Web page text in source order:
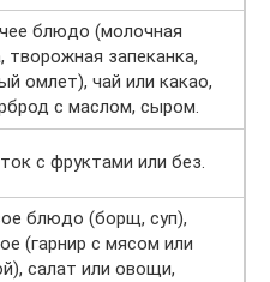
блюдо (молочная
творожная запеканка,
омлет), чай или какао,
с маслом, сыром.
с фруктами или без.
блюдо (борщ, суп),
(гарнир с мясом или
салат или овощи,